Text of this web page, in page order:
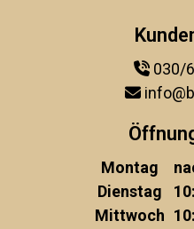
030/
Montag
Dienstag
Mittwoch